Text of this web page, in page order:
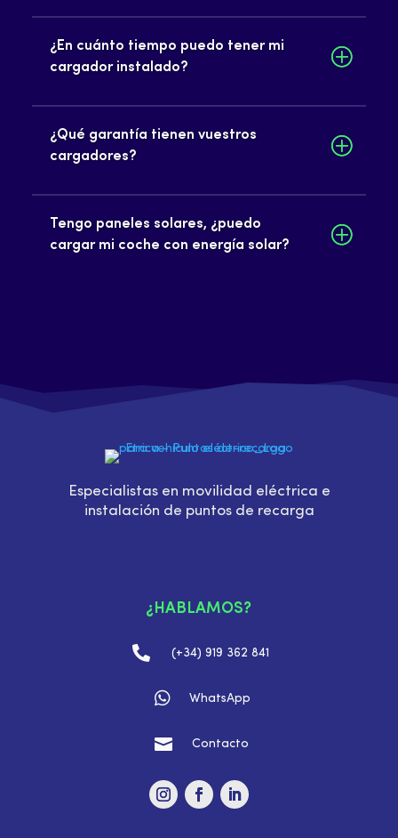
¿En cuánto tiempo puedo tener mi
cargador instalado?
¿Qué garantía tienen vuestros
cargadores?
Tengo paneles solares, ¿puedo
cargar mi coche con energía solar?
Especialistas en movilidad eléctrica e
instalación de puntos de recarga
¿HABLAMOS?
 (+34) 919 362 841
 WhatsApp
 Contacto